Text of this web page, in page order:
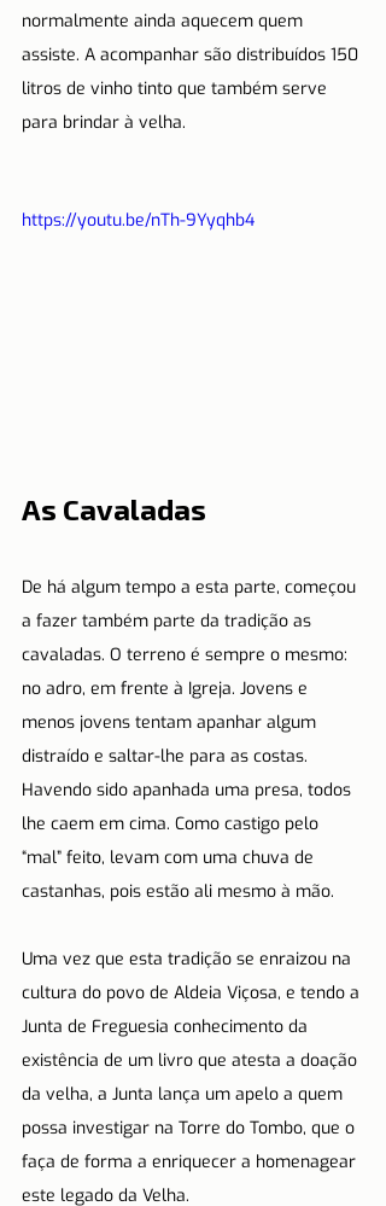
normalmente ainda aquecem quem
assiste. A acompanhar são distribuídos 150
litros de vinho tinto que também serve
para brindar à velha.
https://youtu.be/nTh-9Yyqhb4
As Cavaladas
De há algum tempo a esta parte, começou
a fazer também parte da tradição as
cavaladas. O terreno é sempre o mesmo:
no adro, em frente à Igreja. Jovens e
menos jovens tentam apanhar algum
distraído e saltar-lhe para as costas.
Havendo sido apanhada uma presa, todos
lhe caem em cima. Como castigo pelo
“mal” feito, levam com uma chuva de
castanhas, pois estão ali mesmo à mão.
Uma vez que esta tradição se enraizou na
cultura do povo de Aldeia Viçosa, e tendo a
Junta de Freguesia conhecimento da
existência de um livro que atesta a doação
da velha, a Junta lança um apelo a quem
possa investigar na Torre do Tombo, que o
faça de forma a enriquecer a homenagear
este legado da Velha.